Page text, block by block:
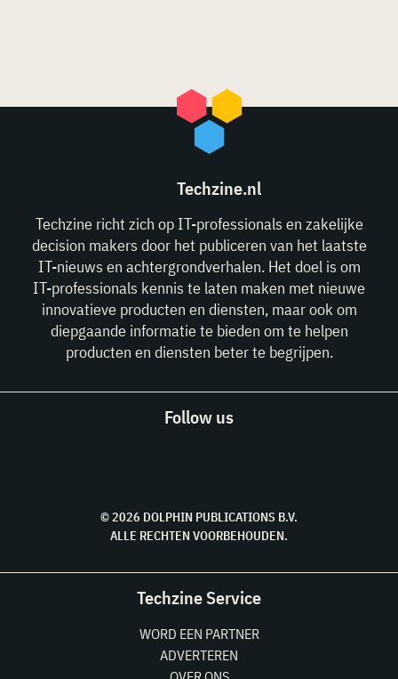
Techzine.nl
Techzine richt zich op IT-professionals en zakelijke
decision makers door het publiceren van het laatste
IT-nieuws en achtergrondverhalen. Het doel is om
IT-professionals kennis te laten maken met nieuwe
innovatieve producten en diensten, maar ook om
diepgaande informatie te bieden om te helpen
producten en diensten beter te begrijpen.
Follow us
© 2026 DOLPHIN PUBLICATIONS B.V.
ALLE RECHTEN VOORBEHOUDEN.
Techzine Service
WORD EEN PARTNER
ADVERTEREN